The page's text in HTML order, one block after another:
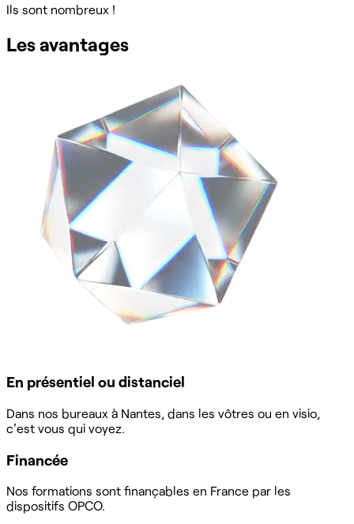
Ils sont nombreux !
Les avantages
En présentiel ou distanciel
Dans nos bureaux à Nantes, dans les vôtres ou en visio,
c'est vous qui voyez.
Financée
Nos formations sont finançables en France par les
dispositifs OPCO.